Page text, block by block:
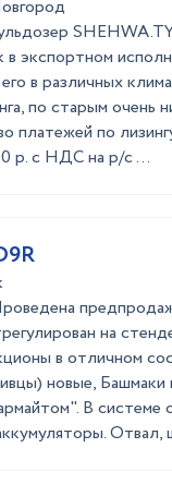
экспортном
в различных
по старым очень
платежей по
р. с НДС на р/с ...
на
в отличном
новые, Башмаки
В системе
Отвал,